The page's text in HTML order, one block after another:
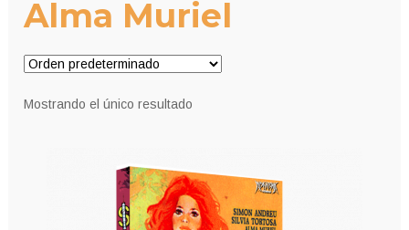
Alma Muriel
Mostrando el único resultado